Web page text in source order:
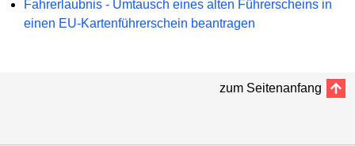
Fahrerlaubnis - Umtausch eines alten Führerscheins in
einen EU-Kartenführerschein beantragen
zum Seitenanfang